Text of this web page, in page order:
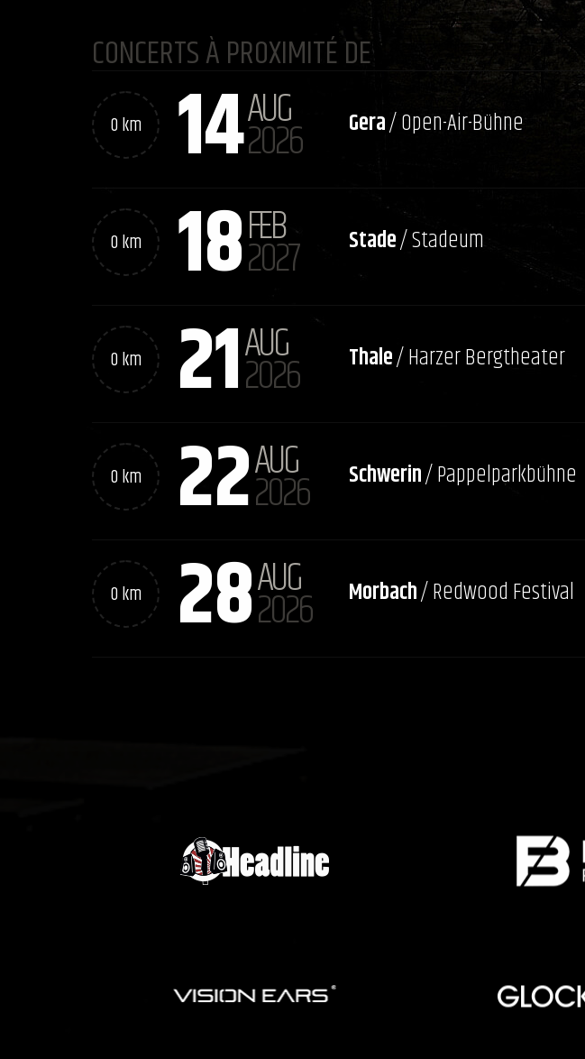
CONCERTS À PROXIMITÉ DE
0 km 14AUG
2026 Gera/ Open-Air-Bühne
0 km 18FEB
2027 Stade/ Stadeum
0 km 21AUG
2026 Thale/ Harzer Bergtheater
0 km 22AUG
2026 Schwerin/ Pappelparkbühne
0 km 28AUG
2026 Morbach/ Redwood Festival